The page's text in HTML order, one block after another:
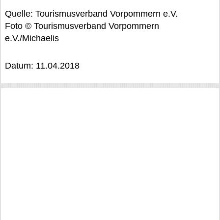
Quelle: Tourismusverband Vorpommern e.V.
Foto © Tourismusverband Vorpommern
e.V./Michaelis
Datum: 11.04.2018